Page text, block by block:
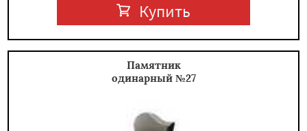
Купить
Памятник
одинарный №27